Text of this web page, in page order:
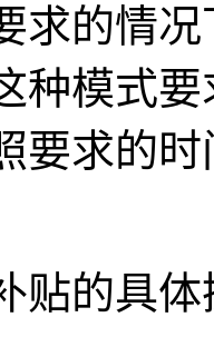
求的情
种模式
要求的
的具体